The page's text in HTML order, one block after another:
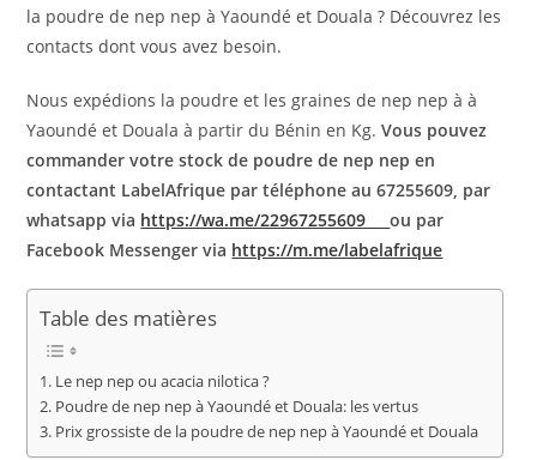
la poudre de nep nep à Yaoundé et Douala ? Découvrez les
contacts dont vous avez besoin.
Nous expédions la poudre et les graines de nep nep à à
Yaoundé et Douala à partir du Bénin en Kg.Vous pouvez
commander votre stock de poudre de nep nep en
contactant LabelAfrique par téléphone au 67255609, par
whatsapp via https://wa.me/22967255609ou par
Facebook Messenger via https://m.me/labelafrique
Table des matières
Le nep nep ou acacia nilotica ?
Poudre de nep nep à Yaoundé et Douala: les vertus
Prix grossiste de la poudre de nep nep à Yaoundé et Douala